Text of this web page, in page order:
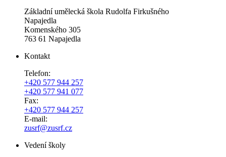
Základní umělecká škola Rudolfa Firkušného
Napajedla
Komenského 305
763 61 Napajedla
Kontakt
Telefon:
+420 577 944 257
+420 577 941 077
Fax:
+420 577 944 257
E-mail:
zusrf@zusrf.cz
Vedení školy